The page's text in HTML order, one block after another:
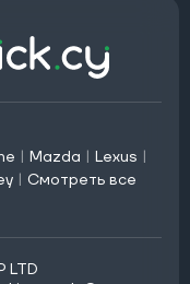
| Mazda | Lexus |
| Смотреть все
LTD